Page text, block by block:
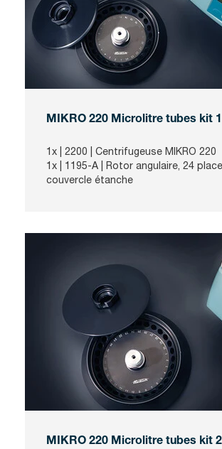
MIKRO 220 Microlitre tubes kit 1
1x | 2200 | Centrifugeuse MIKRO 220
1x | 1195-A | Rotor angulaire, 24
couvercle étanche
MIKRO 220 Microlitre tubes kit 2